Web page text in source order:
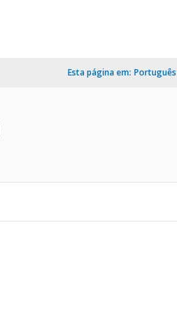
Esta página em: Português